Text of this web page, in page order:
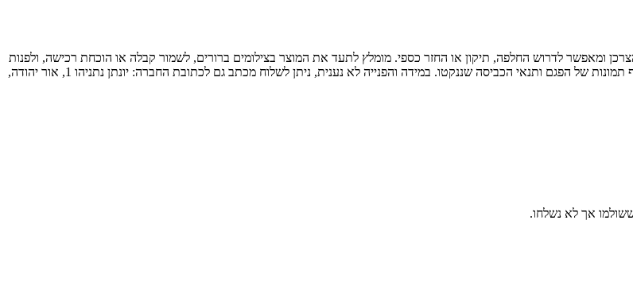
ומאפשר לדרוש החלפה, תיקון או החזר כספי. מומלץ לתעד את המוצר בצילומים ברורים, לשמור קבלה או הוכחת רכישה, ולפנות
תוך ציון תאריך הקנייה, הסניף ותיאור הנזק. לצרף תמונות של הפגם ותנאי הכביסה שננקטו. במידה והפנייה לא נענית, ניתן לשלוח מכתב גם לכתובת החברה: יונתן נתניהו 1, אור יהודה,
אך לא נשלחו.